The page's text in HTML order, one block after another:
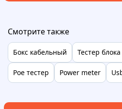
Смотрите также
Бокс кабельный Тестер
Poe тестер Power meter